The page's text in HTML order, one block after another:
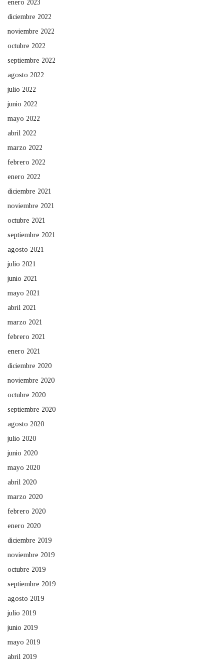
enero 2023
diciembre 2022
noviembre 2022
octubre 2022
septiembre 2022
agosto 2022
julio 2022
junio 2022
mayo 2022
abril 2022
marzo 2022
febrero 2022
enero 2022
diciembre 2021
noviembre 2021
octubre 2021
septiembre 2021
agosto 2021
julio 2021
junio 2021
mayo 2021
abril 2021
marzo 2021
febrero 2021
enero 2021
diciembre 2020
noviembre 2020
octubre 2020
septiembre 2020
agosto 2020
julio 2020
junio 2020
mayo 2020
abril 2020
marzo 2020
febrero 2020
enero 2020
diciembre 2019
noviembre 2019
octubre 2019
septiembre 2019
agosto 2019
julio 2019
junio 2019
mayo 2019
abril 2019